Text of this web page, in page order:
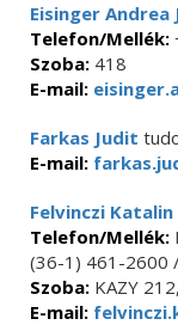
Eisinger Andrea
Telefon/Mellék:
Szoba: 418
E-mail:
Farkas Judit
E-mail:
Felvinczi Katalin
Telefon/Mellék:
(36-1) 461-2600
Szoba: KAZY
E-mail: